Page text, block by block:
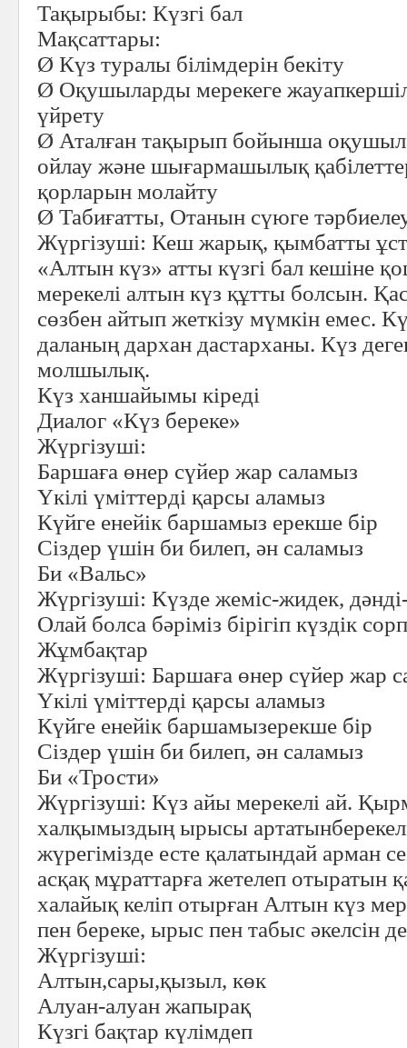
Тақырыбы: Күзгі бал
Мақсаттары:
Ø Күз туралы білімдерін бекіту
Ø Оқушыларды мерекеге
үйрету
Ø Аталған тақырып бойынша
ойлау және шығармашылық
қорларын молайту
Ø Табиғатты, Отанын сүюге
Жүргізуші: Кеш жарық, қымбатты
«Алтын күз» атты күзгі бал кешіне
мерекелі алтын күз құтты болсын.
сөзбен айтып жеткізу мүмкін емес.
даланың дархан дастарханы. Күз
молшылық.
Күз ханшайымы кіреді
Диалог «Күз береке»
Жүргізуші:
Баршаға өнер сүйер жар саламыз
Үкілі үміттерді қарсы аламыз
Күйге енейік баршамыз ерекше бір
Сіздер үшін би билеп, ән саламыз
Би «Вальс»
Жүргізуші: Күзде жеміс-жидек,
Олай болса бәріміз бірігіп күздік
Жұмбақтар
Жүргізуші: Баршаға өнер сүйер жар
Үкілі үміттерді қарсы аламыз
Күйге енейік баршамызерекше бір
Сіздер үшін би билеп, ән саламыз
Би «Трости»
Жүргізуші: Күз айы мерекелі ай.
халқымыздың ырысы артатынберекелі
жүрегімізде есте қалатындай арман
асқақ мұраттарға жетелеп отыратын
халайық келіп отырған Алтын күз
пен береке, ырыс пен табыс әкелсін
Жүргізуші:
Алтын,сары,қызыл, көк
Алуан-алуан жапырақ
Күзгі бақтар күлімдеп